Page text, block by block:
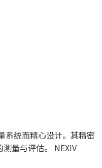
系统而精心设计。其精密
量与评估。 NEXIV